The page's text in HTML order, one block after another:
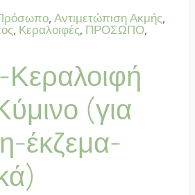
,Αντιμετώπιση Ακμής,
, Κεραλοιφές, ΠΡΟΣΩΠΟ,
(για
έκζεμα-